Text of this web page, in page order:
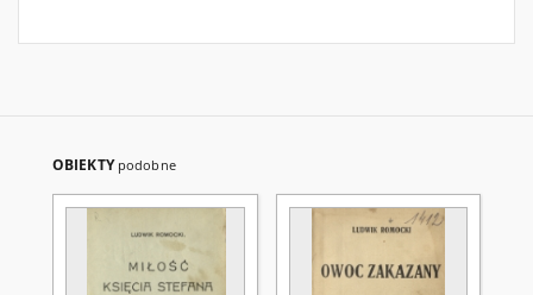
OBIEKTY podobne